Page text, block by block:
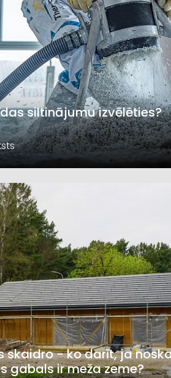
siltinājumu izvēlēties?
skaidro - ko darīt, ja
gabals ir meža zeme?